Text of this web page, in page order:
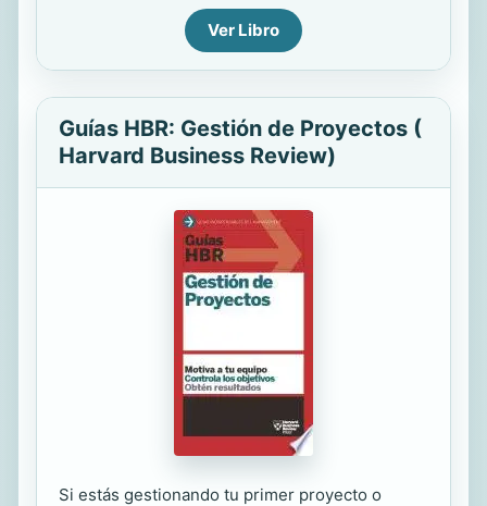
Ver Libro
Guías HBR: Gestión de Proyectos (
Harvard Business Review)
Si estás gestionando tu primer proyecto o